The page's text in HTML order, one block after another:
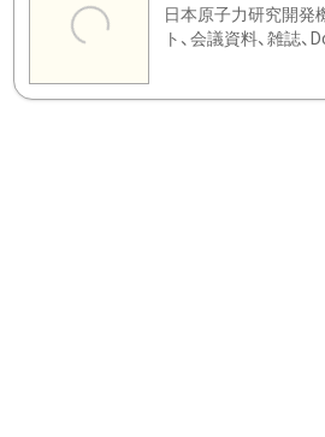
日本原子力研究開発
ト、会議資料、雑誌